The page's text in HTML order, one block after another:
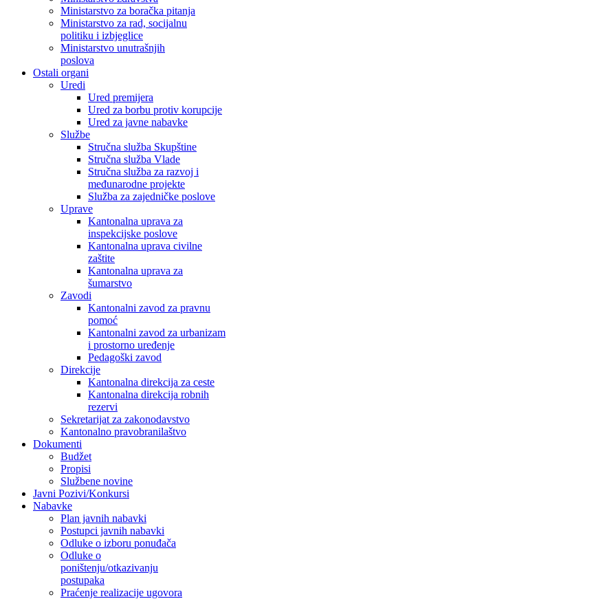
Ministarstvo za boračka pitanja
Ministarstvo za rad, socijalnu
politiku i izbjeglice
Ministarstvo unutrašnjih
poslova
Ostali organi
Uredi
Ured premijera
Ured za borbu protiv korupcije
Ured za javne nabavke
Službe
Stručna služba Skupštine
Stručna služba Vlade
Stručna služba za razvoj i
međunarodne projekte
Služba za zajedničke poslove
Uprave
Kantonalna uprava za
inspekcijske poslove
Kantonalna uprava civilne
zaštite
Kantonalna uprava za
šumarstvo
Zavodi
Kantonalni zavod za pravnu
pomoć
Kantonalni zavod za urbanizam
i prostorno uređenje
Pedagoški zavod
Direkcije
Kantonalna direkcija za ceste
Kantonalna direkcija robnih
rezervi
Sekretarijat za zakonodavstvo
Kantonalno pravobranilaštvo
Dokumenti
Budžet
Propisi
Službene novine
Javni Pozivi/Konkursi
Nabavke
Plan javnih nabavki
Postupci javnih nabavki
Odluke o izboru ponuđača
Odluke o
poništenju/otkazivanju
postupaka
Praćenje realizacije ugovora